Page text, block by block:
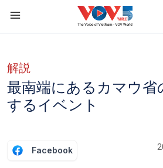
解説
最南端にあるカマウ省
するイベント
Facebook